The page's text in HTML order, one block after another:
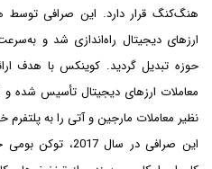
هنگ‌کنگ قرار دارد. این صرافی توسط
ارزهای دیجیتال راه‌اندازی شد و
حوزه تبدیل گردید. کوینکس با هدف
معاملات ارزهای دیجیتال تأسیس شده و
نظیر معاملات مارجین و آتی را به